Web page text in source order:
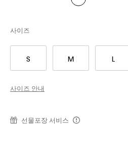
S M L
사이즈
사이즈 안내
선물포장 서비스